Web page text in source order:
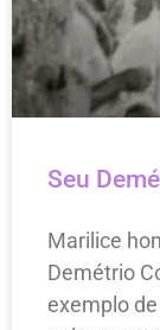
Seu
Marilice
Demétrio
exemplo